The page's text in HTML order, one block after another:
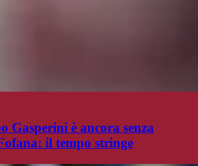
Gasperini è ancora senza
il tempo stringe